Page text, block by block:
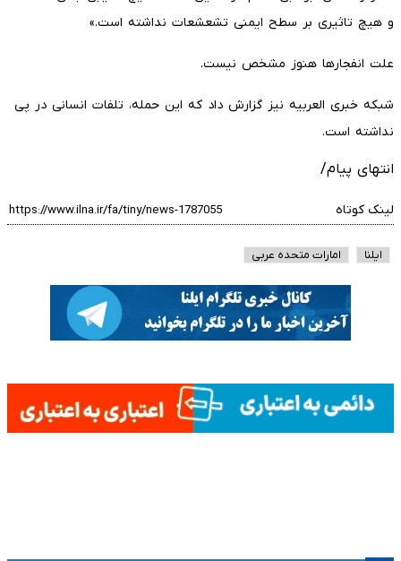
و هیچ تاثیری بر سطح ایمنی تشعشعات نداشته است.»
علت انفجارها هنوز مشخص نیست.
شبکه خبری العربیه نیز گزارش داد که این حمله، تلفات انسانی در پی
نداشته است.
انتهای پیام/
لینک کوتاه
ایلنا امارات متحده عربی